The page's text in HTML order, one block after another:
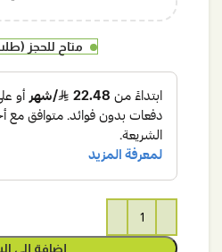
متاح للحجز
إضافة إلى